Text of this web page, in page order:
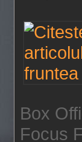
Box
Focus